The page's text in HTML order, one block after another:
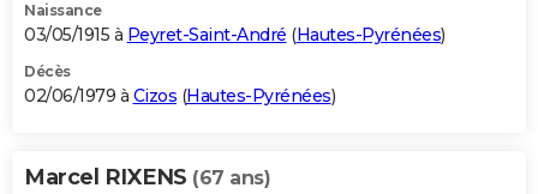
Naissance
03/05/1915 à Peyret-Saint-André (Hautes-Pyrénées)
Décès
02/06/1979 à Cizos (Hautes-Pyrénées)
Marcel RIXENS (67 ans)